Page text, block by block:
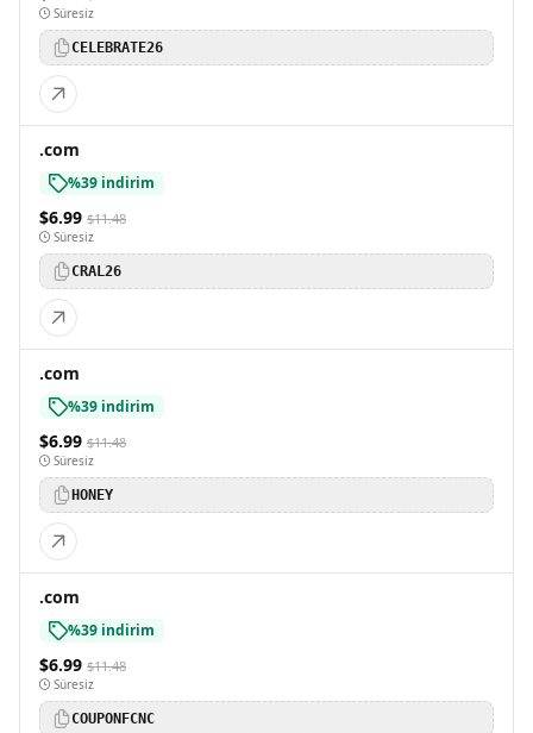
Süresiz
CELEBRATE26
.com
%39 indirim
$6.99 $11.48
Süresiz
CRAL26
.com
%39 indirim
$6.99 $11.48
Süresiz
HONEY
.com
%39 indirim
$6.99 $11.48
Süresiz
COUPONFCNC